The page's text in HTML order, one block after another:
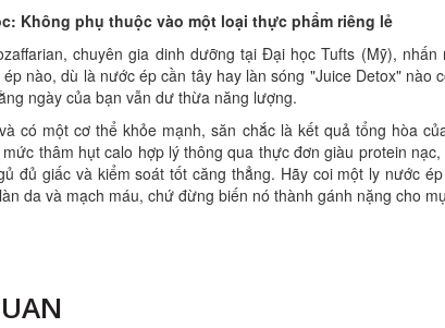
Không phụ thuộc vào một loại thực phẩm riêng lẻ
chuyên gia dinh dưỡng tại Đại học Tufts (Mỹ),
nào, dù là nước ép cần tây hay làn sóng "Juice Detox" nào
ngày của bạn vẫn dư thừa năng lượng.
có một cơ thể khỏe mạnh, săn chắc là kết quả tổng hòa
thâm hụt calo hợp lý thông qua thực đơn giàu protein
đủ giấc và kiểm soát tốt căng thẳng. Hãy coi một ly nước
da và mạch máu, chứ đừng biến nó thành gánh nặng cho